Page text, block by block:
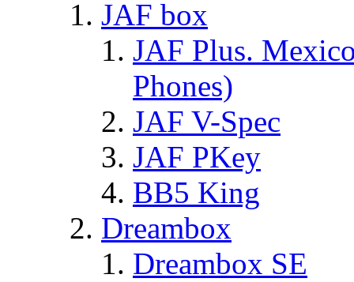
JAF box
JAF Plus.
Phones)
JAF V-Spec
JAF PKey
BB5 King
Dreambox
Dreambox SE